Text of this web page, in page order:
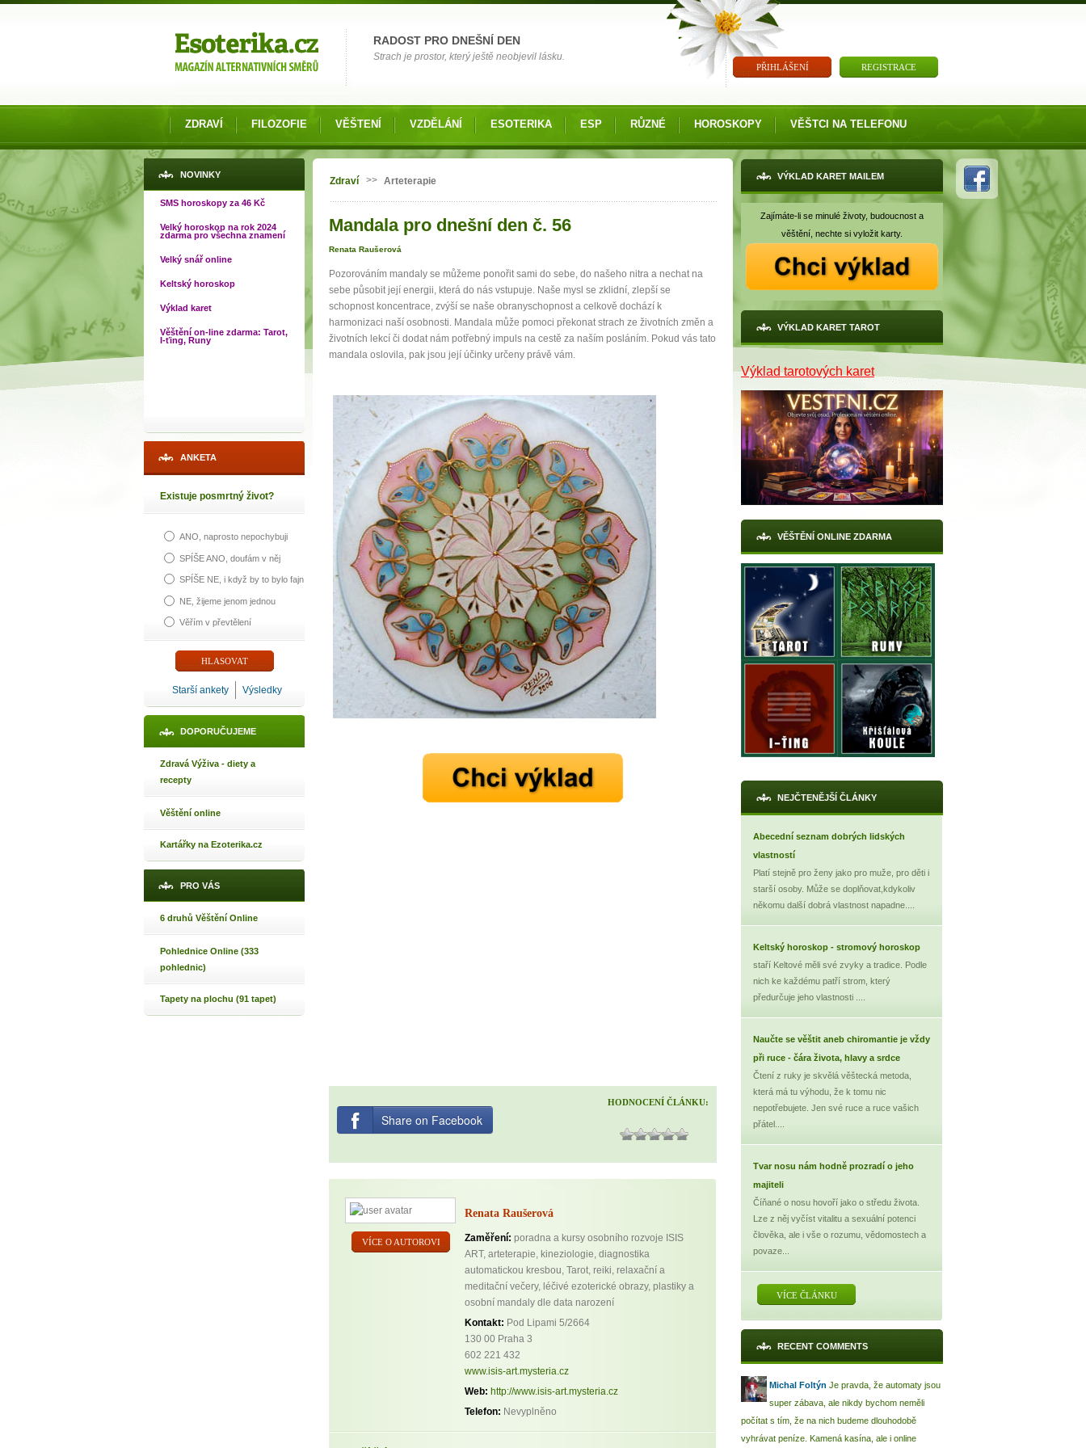
RADOST PRO DNEŠNÍ DEN
Strach je prostor, který ještě neobjevil lásku.
PŘIHLÁŠENÍ REGISTRACE
ZDRAVÍ FILOZOFIE VĚŠTENÍ VZDĚLÁNÍ ESOTERIKA ESP RŮZNÉ HOROSKOPY VĚŠTCI NA TELEFONU
NOVINKY
SMS horoskopy za 46 Kč
Velký horoskop na rok 2024
zdarma pro všechna znamení
Velký snář online
Keltský horoskop
Výklad karet
Věštění on-line zdarma: Tarot,
I-ťing, Runy
ANKETA
Existuje posmrtný život?
ANO, naprosto nepochybuji
SPÍŠE ANO, doufám v něj
SPÍŠE NE, i když by to bylo fajn
NE, žijeme jenom jednou
Věřím v převtělení
Starší ankety Výsledky
DOPORUČUJEME
Zdravá Výživa - diety a
recepty
Věštění online
Kartářky na Ezoterika.cz
PRO VÁS
6 druhů Věštění Online
Pohlednice Online (333
pohlednic)
Tapety na plochu (91 tapet)
Jste zde
Zdraví >> Arteterapie
Mandala pro dnešní den č. 56
Renata Raušerová
Pozorováním mandaly se můžeme ponořit sami do sebe, do našeho nitra a nechat na
sebe působit její energii, která do nás vstupuje. Naše mysl se zklidní, zlepší se
schopnost koncentrace, zvýší se naše obranyschopnost a celkově dochází k
harmonizaci naší osobnosti. Mandala může pomoci překonat strach ze životních změn a
životních lekcí či dodat nám potřebný impuls na cestě za naším posláním. Pokud vás tato
mandala oslovila, pak jsou její účinky určeny právě vám.
HODNOCENÍ ČLÁNKU:
Share on Facebook
VÍCE O AUTOROVI
Renata Raušerová
Zaměření: poradna a kursy osobního rozvoje ISIS
ART, arteterapie, kineziologie, diagnostika
automatickou kresbou, Tarot, reiki, relaxační a
meditační večery, léčivé ezoterické obrazy, plastiky a
osobní mandaly dle data narození
Kontakt: Pod Lipami 5/2664
130 00 Praha 3
602 221 432
www.isis-art.mysteria.cz
Web: http://www.isis-art.mysteria.cz
Telefon: Nevyplněno
VÝKLAD KARET MAILEM
Zajímáte-li se minulé životy, budoucnost a
věštění, nechte si vyložit karty.
VÝKLAD KARET TAROT
Výklad tarotových karet
VĚŠTĚNÍ ONLINE ZDARMA
NEJČTENĚJŠÍ ČLÁNKY
Abecední seznam dobrých lidských
vlastností
Platí stejně pro ženy jako pro muže, pro děti i
starší osoby. Může se doplňovat,kdykoliv
někomu další dobrá vlastnost napadne....
Keltský horoskop - stromový horoskop
staří Keltové měli své zvyky a tradice. Podle
nich ke každému patří strom, který
předurčuje jeho vlastnosti ....
Naučte se věštit aneb chiromantie je vždy
při ruce - čára života, hlavy a srdce
Čtení z ruky je skvělá věštecká metoda,
která má tu výhodu, že k tomu nic
nepotřebujete. Jen své ruce a ruce vašich
přátel....
Tvar nosu nám hodně prozradí o jeho
majiteli
Číňané o nosu hovoří jako o středu života.
Lze z něj vyčíst vitalitu a sexuální potenci
člověka, ale i vše o rozumu, vědomostech a
povaze...
VÍCE ČLÁNKU
RECENT COMMENTS
Michal Foltýn Je pravda, že automaty jsou
super zábava, ale nikdy bychom neměli
počítat s tím, že na nich budeme dlouhodobě
vyhrávat peníze. Kamená kasína, ale i online